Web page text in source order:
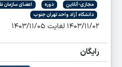
مجازی-آنلاین دوره
اعضای سازمان
دانشگاه آزاد واحد تهران جنوب
۱۴۰۳/۱۱/۰۲ لغایت ۱۴۰۳/۱۱/۰۵
رایگان